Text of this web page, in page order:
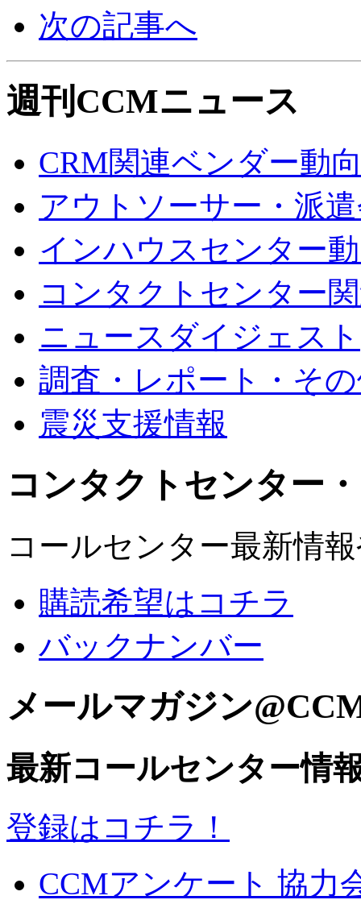
次の記事へ
週刊CCMニュース
CRM関連ベンダー動
アウトソーサー・派
インハウスセンター
コンタクトセンター
ニュースダイジェスト
調査・レポート・そ
震災支援情報
コンタクトセンター
コールセンター最新情
購読希望はコチラ
バックナンバー
メールマガジン
最新コールセンター情
登録はコチラ！
CCMアンケート 協力